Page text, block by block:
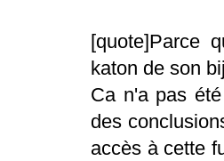
[quote]Parce
katon de son
Ca n'a pas
des
accès à cette